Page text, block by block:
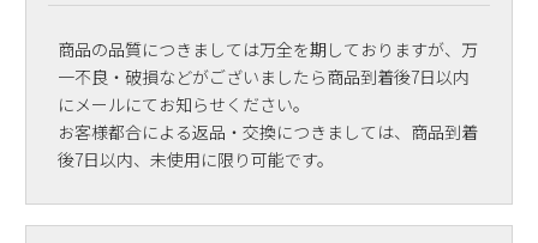
商品の品質につきましては万全を期しておりますが、万
一不良・破損などがございましたら商品到着後7日以内
にメールにてお知らせください。
お客様都合による返品・交換につきましては、商品到着
後7日以内、未使用に限り可能です。